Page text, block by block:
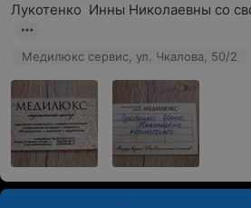
Лукотенко  Инны Николаевны со
Медилюкс сервис, ул. Чкалова, 50/2